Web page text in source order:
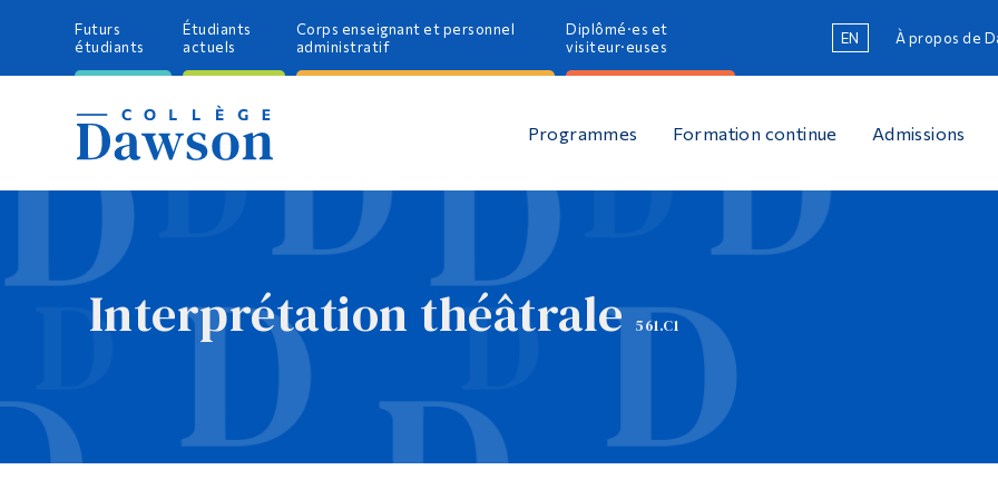
Futurs
étudiants
Étudiants
actuels
Corps enseignant et personnel
administratif
Diplômé·es et
visiteur·euses
EN À propos de
Programmes Formation continue Admissions
Interprétation théâtrale 561.C1